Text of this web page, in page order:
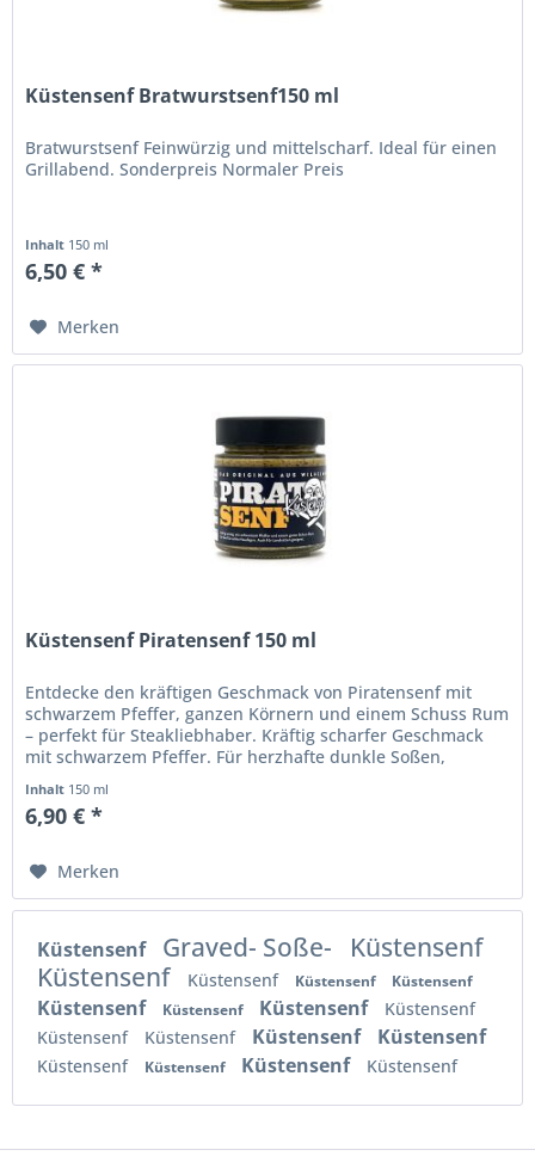
Küstensenf Bratwurstsenf150 ml
Bratwurstsenf Feinwürzig und mittelscharf. Ideal für einen
Grillabend. Sonderpreis Normaler Preis
Inhalt 150 ml
6,50 € *
Merken
Küstensenf Piratensenf 150 ml
Entdecke den kräftigen Geschmack von Piratensenf mit
schwarzem Pfeffer, ganzen Körnern und einem Schuss Rum
– perfekt für Steakliebhaber. Kräftig scharfer Geschmack
mit schwarzem Pfeffer. Für herzhafte dunkle Soßen,
Inhalt 150 ml
6,90 € *
Merken
Küstensenf Graved- Soße-
Küstensenf
Küstensenf
Küstensenf Küstensenf Küstensenf
Küstensenf Küstensenf Küstensenf
Küstensenf
Küstensenf
Küstensenf Küstensenf Küstensenf
Küstensenf Küstensenf Küstensenf Küstensenf